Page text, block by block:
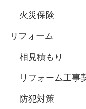
火災保険
リフォーム
相見積もり
リフォーム工事
防犯対策